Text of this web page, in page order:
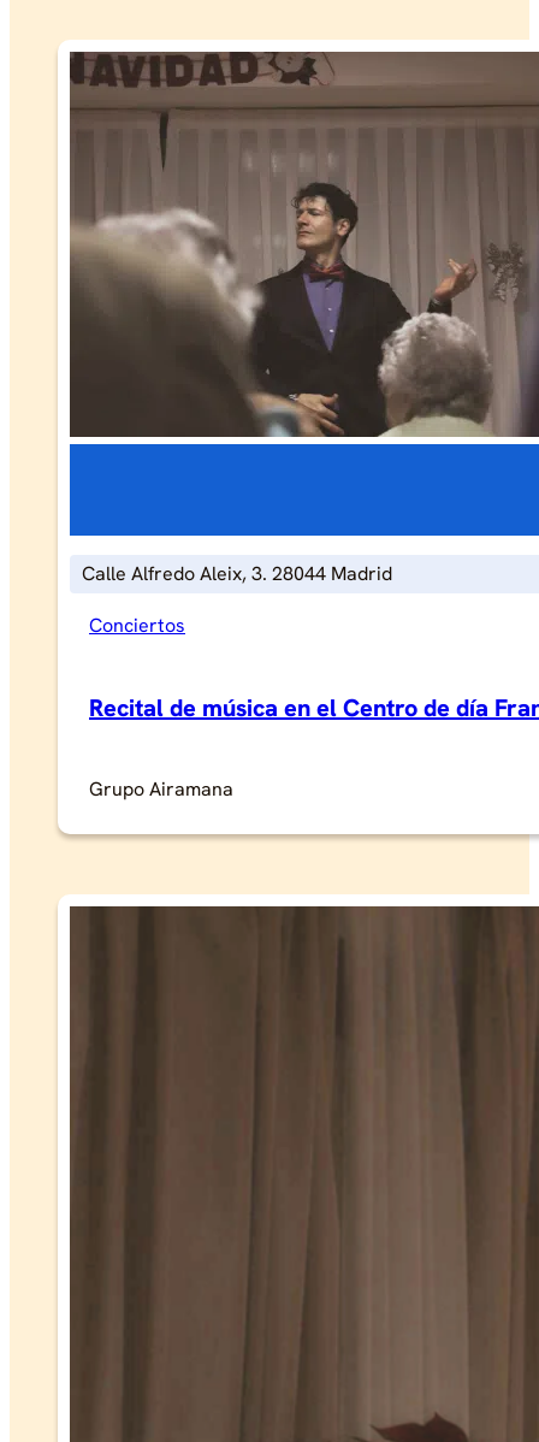
Calle Alfredo Aleix, 3. 28044 Madrid
Conciertos
Recital de música en el Centro de día
Grupo Airamana